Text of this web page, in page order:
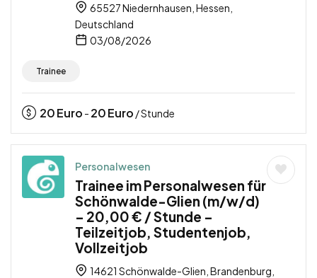
65527 Niedernhausen, Hessen,
Deutschland
03/08/2026
Trainee
20Euro - 20Euro / Stunde
Personalwesen
Trainee im Personalwesen für
Schönwalde-Glien (m/w/d)
– 20,00 € / Stunde –
Teilzeitjob, Studentenjob,
Vollzeitjob
14621 Schönwalde-Glien, Brandenburg,